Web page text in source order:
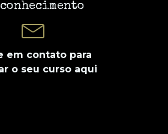
conhecimento
em contato para
o seu curso aqui